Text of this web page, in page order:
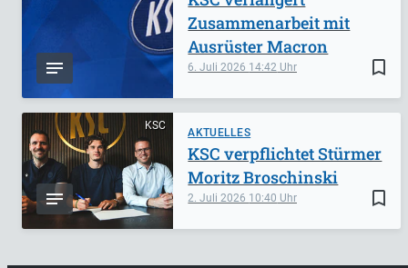
bookmark_border
6. Juli 2026 14:42
Zusammenarbeit mit
Ausrüster Macron
KSC
AKTUELLES
bookmark_border
2. Juli 2026 10:40
KSC verpflichtet Stürmer
Moritz Broschinski